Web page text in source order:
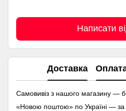
Написати
Доставка
Самовивіз з нашого магазину —
«Новою поштою» по Україні — за